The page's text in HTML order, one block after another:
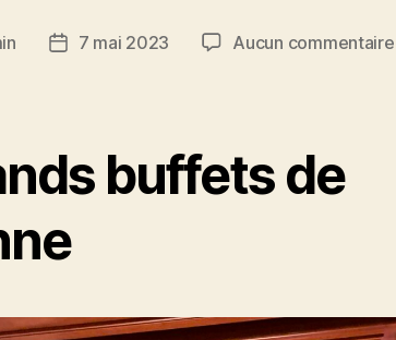
Date7 mai 2023 Aucun commentaire
buffets de